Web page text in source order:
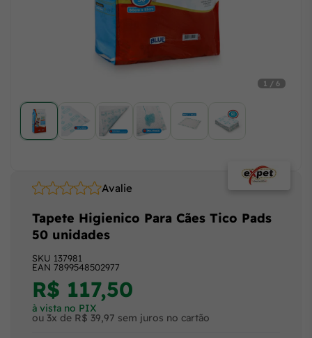
1 / 6
Avalie
SKU 137981
EAN 7899548502977
Tapete Higienico Para Cães Tico Pads
50 unidades
R$ 117,50
à vista no PIX
ou 3x de R$ 39,97 sem juros no cartão